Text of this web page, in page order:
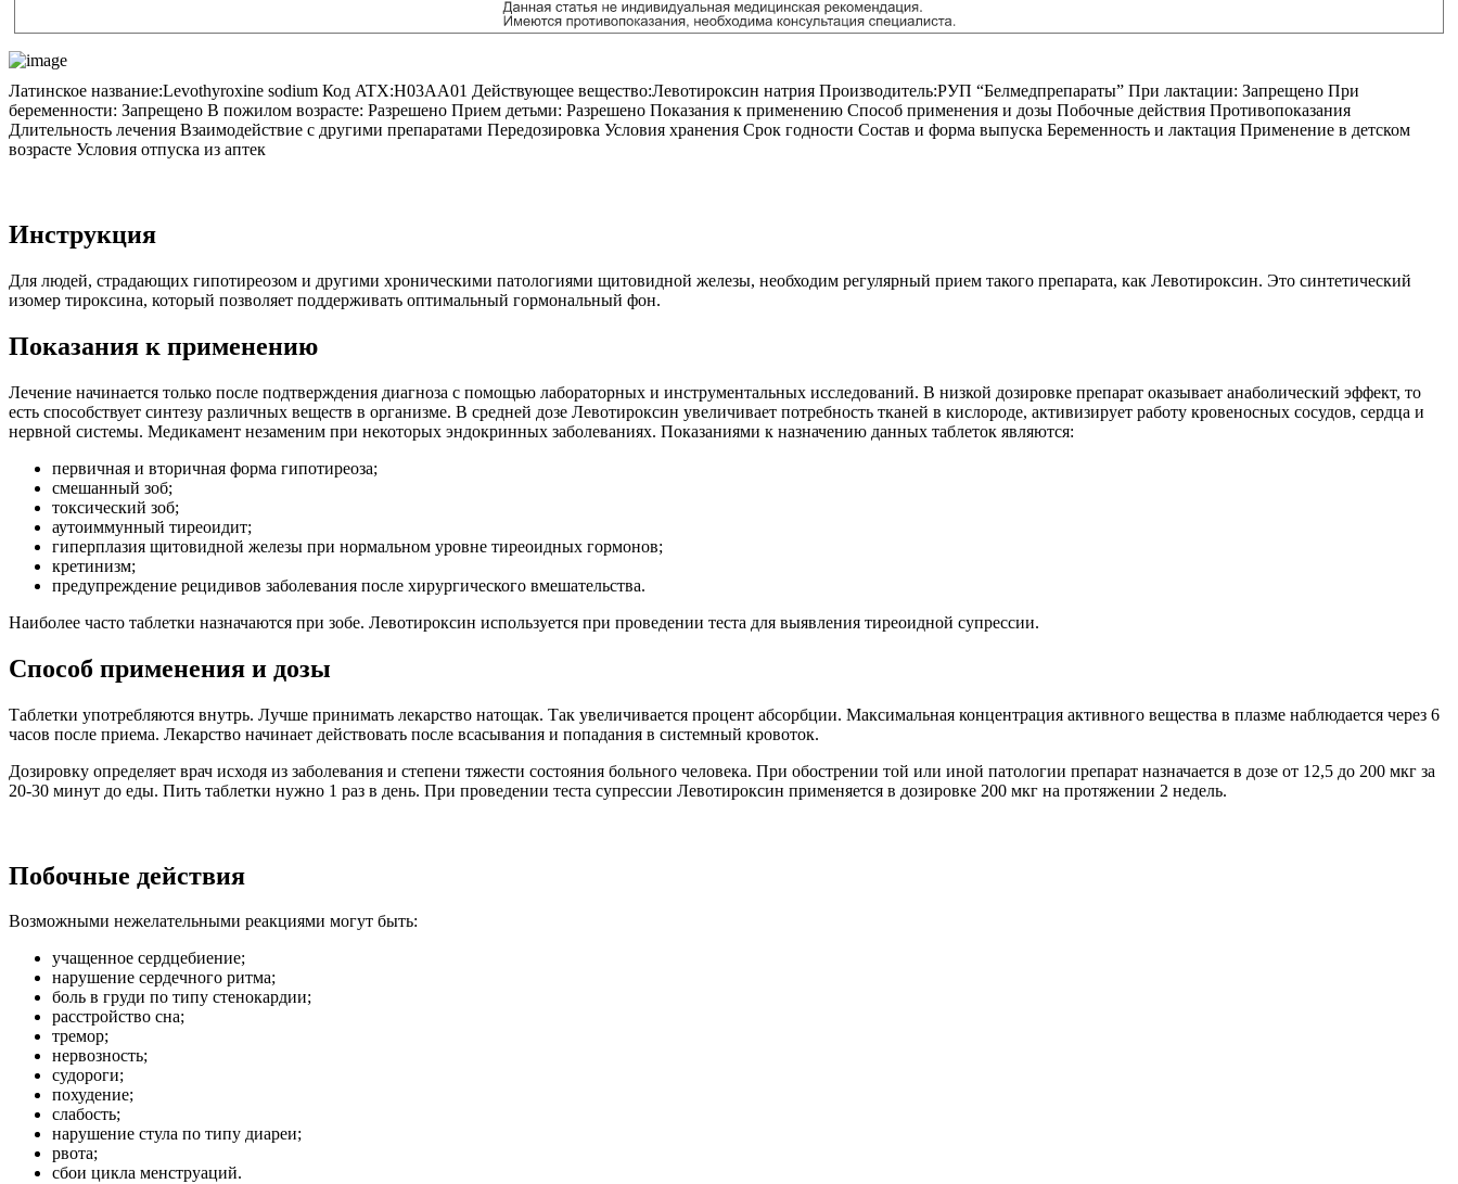
Латинское название:Levothyroxine sodium Код ATX:H03AA01 Действующее вещество:Левотироксин натрия Производитель:РУП “Белмедпрепараты” При лактации: Запрещено При
беременности: Запрещено В пожилом возрасте: Разрешено Прием детьми: Разрешено Показания к применению Способ применения и дозы Побочные действия Противопоказания
Длительность лечения Взаимодействие с другими препаратами Передозировка Условия хранения Срок годности Состав и форма выпуска Беременность и лактация Применение в детском
возрасте Условия отпуска из аптек
Инструкция
Для людей, страдающих гипотиреозом и другими хроническими патологиями щитовидной железы, необходим регулярный прием такого препарата, как Левотироксин. Это синтетический
изомер тироксина, который позволяет поддерживать оптимальный гормональный фон.
Показания к применению
Лечение начинается только после подтверждения диагноза с помощью лабораторных и инструментальных исследований. В низкой дозировке препарат оказывает анаболический эффект, то
есть способствует синтезу различных веществ в организме. В средней дозе Левотироксин увеличивает потребность тканей в кислороде, активизирует работу кровеносных сосудов, сердца и
нервной системы. Медикамент незаменим при некоторых эндокринных заболеваниях. Показаниями к назначению данных таблеток являются:
первичная и вторичная форма гипотиреоза;
смешанный зоб;
токсический зоб;
аутоиммунный тиреоидит;
гиперплазия щитовидной железы при нормальном уровне тиреоидных гормонов;
кретинизм;
предупреждение рецидивов заболевания после хирургического вмешательства.
Наиболее часто таблетки назначаются при зобе. Левотироксин используется при проведении теста для выявления тиреоидной супрессии.
Способ применения и дозы
Таблетки употребляются внутрь. Лучше принимать лекарство натощак. Так увеличивается процент абсорбции. Максимальная концентрация активного вещества в плазме наблюдается через 6
часов после приема. Лекарство начинает действовать после всасывания и попадания в системный кровоток.
Дозировку определяет врач исходя из заболевания и степени тяжести состояния больного человека. При обострении той или иной патологии препарат назначается в дозе от 12,5 до 200 мкг за
20-30 минут до еды. Пить таблетки нужно 1 раз в день. При проведении теста супрессии Левотироксин применяется в дозировке 200 мкг на протяжении 2 недель.
Побочные действия
Возможными нежелательными реакциями могут быть:
учащенное сердцебиение;
нарушение сердечного ритма;
боль в груди по типу стенокардии;
расстройство сна;
тремор;
нервозность;
судороги;
похудение;
слабость;
нарушение стула по типу диареи;
рвота;
сбои цикла менструаций.